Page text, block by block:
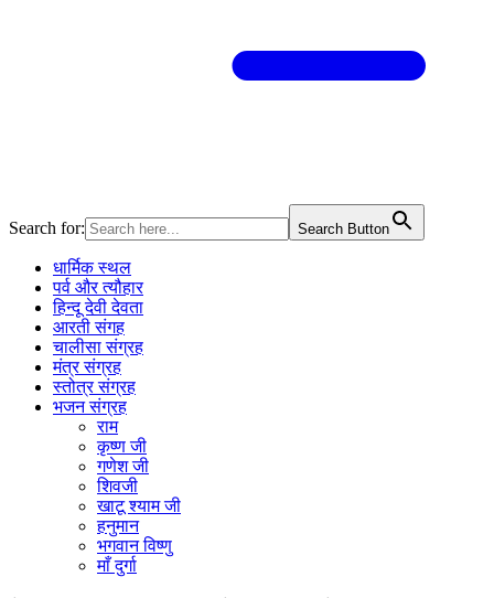
Search for: Search Button
धार्मिक स्थल
पर्व और त्यौहार
हिन्दू देवी देवता
आरती संगह
चालीसा संग्रह
मंत्र संग्रह
स्तोत्र संग्रह
भजन संग्रह
राम
कृष्ण जी
गणेश जी
शिवजी
खाटू श्याम जी
हनुमान
भगवान विष्णु
माँ दुर्गा